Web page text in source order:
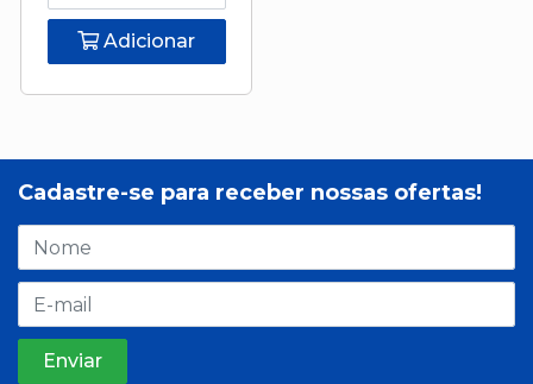
Adicionar
Cadastre-se para receber nossas ofertas!